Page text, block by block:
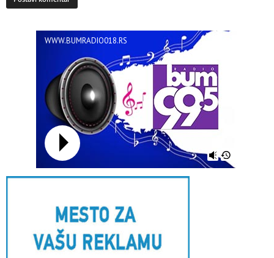
WWW.BUMRADIO018.RS